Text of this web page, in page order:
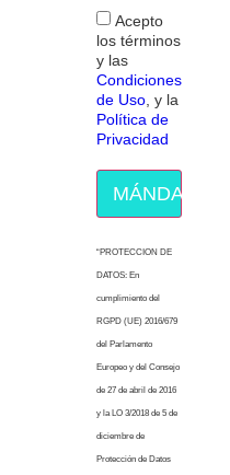
Acepto
los términos
y las
Condiciones
de Uso, y la
Política de
Privacidad
MÁNDAME
“PROTECCION DE
DATOS: En
cumplimiento del
RGPD (UE) 2016/679
del Parlamento
Europeo y del Consejo
de 27 de abril de 2016
y la LO 3/2018 de 5 de
diciembre de
Protección de Datos